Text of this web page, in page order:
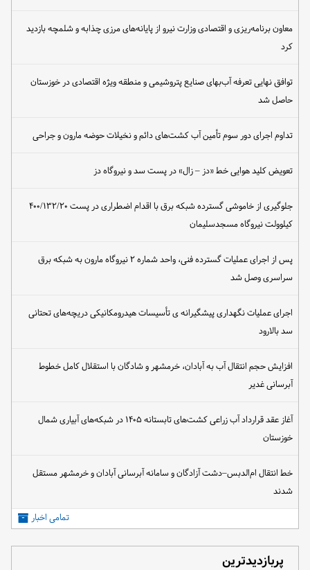
معاون برنامه‌ریزی و اقتصادی وزارت نیرو از پایانه‌های مرزی چذابه و شلمچه بازدید
کرد
توافق نهایی تعرفه آب‌بهای صنایع پتروشیمی و منطقه ویژه اقتصادی در خوزستان
حاصل شد
تداوم اجرای دور سوم تأمین آب کشت‌های دائم و نخیلات حوضه مارون و جراحی
تعویض کلید هوایی خط «دز – زال» در پست سد و نیروگاه دز
جلوگیری از خاموشی گسترده شبکه برق با اقدام اضطراری در پست ۴۰۰/۱۳۲/۲۰
کیلوولت نیروگاه مسجدسلیمان
پس از اجرای عملیات گسترده فنی، واحد شماره ۲ نیروگاه مارون به شبکه برق
سراسری وصل شد
اجرای عملیات نگهداری پیشگیرانه ی تأسیسات هیدرومکانیکی دریچه‌های تحتانی
سد بالارود
افزایش حجم انتقال آب به آبادان، خرمشهر و شادگان با استقلال کامل خطوط
آبرسانی غدیر
آغاز عقد قرارداد آب زراعی کشت‌های تابستانه ۱۴۰۵ در شبکه‌های آبیاری شمال
خوزستان
خط انتقال ام‌الدبس–دشت آزادگان و سامانه آبرسانی آبادان و خرمشهر مستقل
شدند
تمامی اخبار
پربازدیدترین